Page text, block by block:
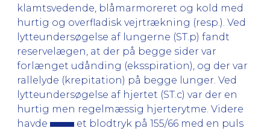
klamtsvedende, blåmarmoreret og kold med
hurtig og overfladisk vejrtrækning (resp.). Ved
lytteundersøgelse af lungerne (ST.p) fandt
reservelægen, at der på begge sider var
forlænget udånding (eksspiration), og der var
rallelyde (krepitation) på begge lunger. Ved
lytteundersøgelse af hjertet (ST.c) var der en
hurtig men regelmæssig hjerterytme. Videre
havde
et blodtryk på 155/66 med en puls